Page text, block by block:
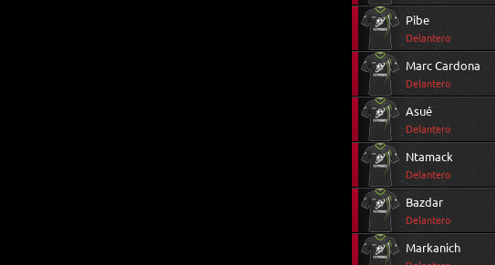
Pibe
Delantero
Marc Cardona
Delantero
Asué
Delantero
Ntamack
Delantero
Bazdar
Delantero
Markanich